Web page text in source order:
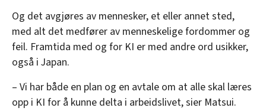
Og det avgjøres av mennesker, et eller annet sted,
med alt det medfører av menneskelige fordommer og
feil. Framtida med og for KI er med andre ord usikker,
også i Japan.
– Vi har både en plan og en avtale om at alle skal læres
opp i KI for å kunne delta i arbeidslivet, sier Matsui.